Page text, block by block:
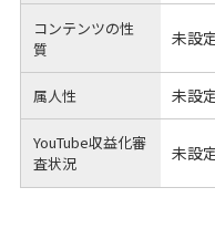
コンテンツの性
質
未設
属人性 未設
YouTube収益化審
査状況
未設